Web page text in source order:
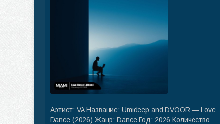
Артист: VA Название: Umideep and DVOOR — Love
Dance (2026) Жанр: Dance Год: 2026 Количество